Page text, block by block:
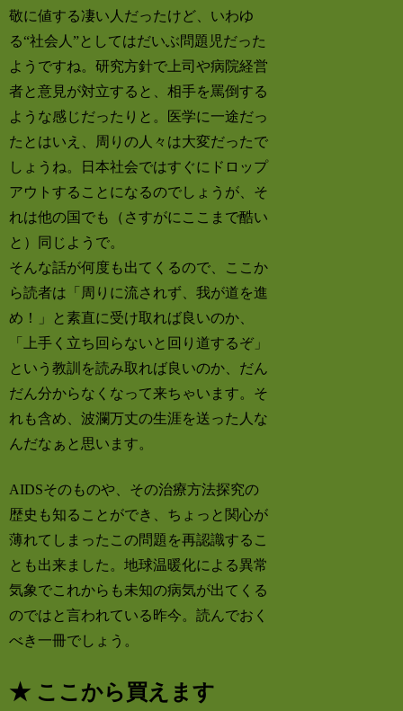
敬に値する凄い人だったけど、いわゆ
る“社会人”としてはだいぶ問題児だった
ようですね。研究方針で上司や病院経営
者と意見が対立すると、相手を罵倒する
ような感じだったりと。医学に一途だっ
たとはいえ、周りの人々は大変だったで
しょうね。日本社会ではすぐにドロップ
アウトすることになるのでしょうが、そ
れは他の国でも（さすがにここまで酷い
と）同じようで。
そんな話が何度も出てくるので、ここか
ら読者は「周りに流されず、我が道を進
め！」と素直に受け取れば良いのか、
「上手く立ち回らないと回り道するぞ」
という教訓を読み取れば良いのか、だん
だん分からなくなって来ちゃいます。そ
れも含め、波瀾万丈の生涯を送った人な
んだなぁと思います。
AIDSそのものや、その治療方法探究の
歴史も知ることができ、ちょっと関心が
薄れてしまったこの問題を再認識するこ
とも出来ました。地球温暖化による異常
気象でこれからも未知の病気が出てくる
のではと言われている昨今。読んでおく
べき一冊でしょう。
★ ここから買えます